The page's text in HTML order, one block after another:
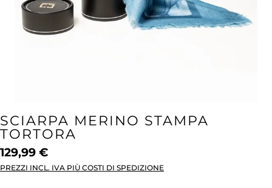
SCIARPA MERINO STAMPA
TORTORA
129,99 €
PREZZI INCL. IVA PIÙ COSTI DI SPEDIZIONE